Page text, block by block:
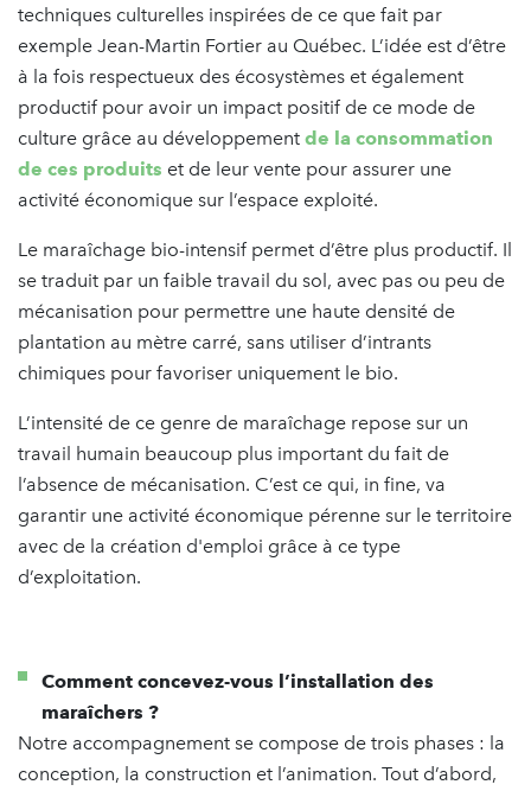
techniques culturelles inspirées de ce que fait par
exemple Jean-Martin Fortier au Québec. L’idée est d’être
à la fois respectueux des écosystèmes et également
productif pour avoir un impact positif de ce mode de
culture grâce au développement de la consommation
de ces produits et de leur vente pour assurer une
activité économique sur l’espace exploité.
Le maraîchage bio-intensif permet d’être plus productif. Il
se traduit par un faible travail du sol, avec pas ou peu de
mécanisation pour permettre une haute densité de
plantation au mètre carré, sans utiliser d’intrants
chimiques pour favoriser uniquement le bio.
L’intensité de ce genre de maraîchage repose sur un
travail humain beaucoup plus important du fait de
l’absence de mécanisation. C’est ce qui, in fine, va
garantir une activité économique pérenne sur le territoire
avec de la création d'emploi grâce à ce type
d’exploitation.
Comment concevez-vous l’installation des
maraîchers ?
Notre accompagnement se compose de trois phases : la
conception, la construction et l’animation. Tout d’abord,